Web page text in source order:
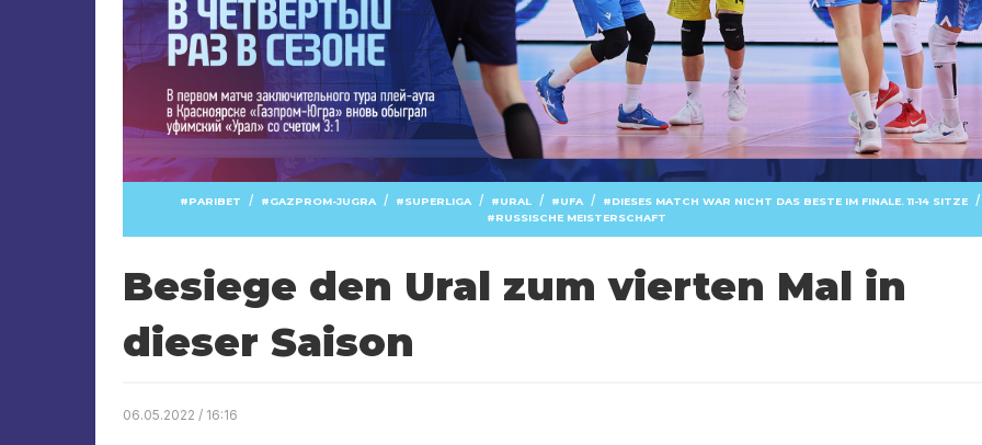
PARIBET / GAZPROM-JUGRA / SUPERLIGA / URAL / UFA / DIESES MATCH WAR NICHT DAS BESTE IM FINALE. 11-14 SITZE /
RUSSISCHE MEISTERSCHAFT
Besiege den Ural zum vierten Mal in
dieser Saison
06.05.2022 / 16:16